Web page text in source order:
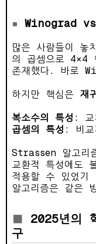
Winograd
많은 사람들이 놓
의 곱셈으로 4×4
존재했다. 바로
하지만 핵심은 재
복소수의 특성 : 교
곱셈의 특성 : 비
Strassen 알고리
교환적 특성에도
적용할 수 있었기
알고리즘은 같은
2025년의
구